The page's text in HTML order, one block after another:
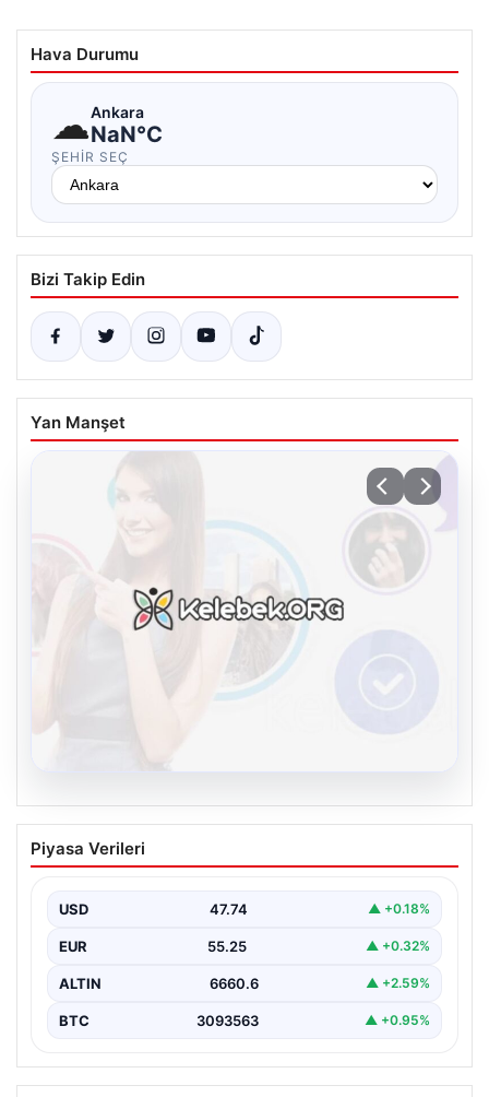
Hava Durumu
☁Ankara
NaN°C
ŞEHIR SEÇ
Bizi Takip Edin
Yan Manşet
Kelebek sohbet platformu İle Dijital
İletişimin Seviyeli Adresi Ve Chat
İnternet çağında insanların güvenli bir biçimde iletişim
pek…
Piyasa Verileri
USD 47.74 ▲ +0.18%
EUR 55.25 ▲ +0.32%
ALTIN 6660.6 ▲ +2.59%
BTC 3093563 ▲ +0.95%